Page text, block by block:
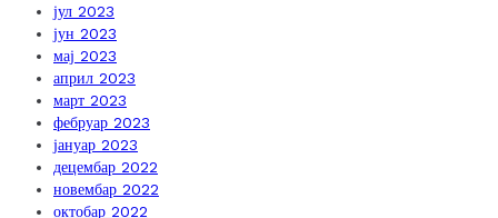
јул 2023
јун 2023
мај 2023
април 2023
март 2023
фебруар 2023
јануар 2023
децембар 2022
новембар 2022
октобар 2022